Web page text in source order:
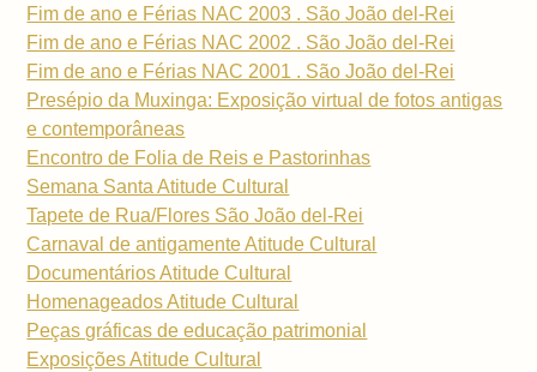
Fim de ano e Férias NAC 2003 . São João del-Rei
Fim de ano e Férias NAC 2002 . São João del-Rei
Fim de ano e Férias NAC 2001 . São João del-Rei
Presépio da Muxinga: Exposição virtual de fotos antigas
e contemporâneas
Encontro de Folia de Reis e Pastorinhas
Semana Santa Atitude Cultural
Tapete de Rua/Flores São João del-Rei
Carnaval de antigamente Atitude Cultural
Documentários Atitude Cultural
Homenageados Atitude Cultural
Peças gráficas de educação patrimonial
Exposições Atitude Cultural